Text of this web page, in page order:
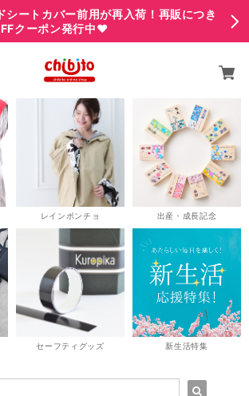
シートカバー前用が再入荷！再販につき
クーポン発行中♥
レインポンチョ 出産・成長記念
セーフティグッズ 新生活特集